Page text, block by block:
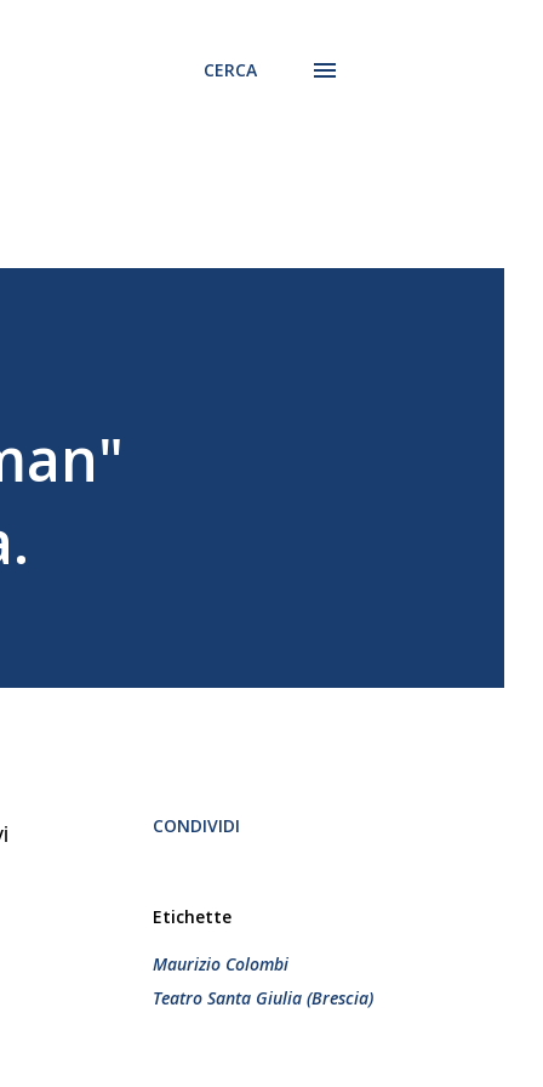
CERCA
CONDIVIDI
Etichette
Maurizio Colombi
Teatro Santa Giulia (Brescia)